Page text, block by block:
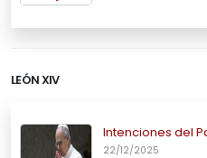
LEÓN XIV
Intenciones del
22/12/2025